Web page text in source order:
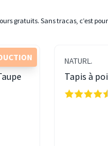
gratuits. Sans tracas, c’est
NATURL.
Tapis à